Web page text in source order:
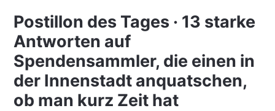
Postillon des Tages · 13 starke
Antworten auf
Spendensammler, die einen in
der Innenstadt anquatschen,
ob man kurz Zeit hat